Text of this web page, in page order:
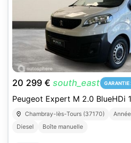
20 299 € south_east GARANTIE
Peugeot Expert M 2.0 BlueHDi
Chambray-lès-Tours (37170)
Diesel
Boîte manuelle